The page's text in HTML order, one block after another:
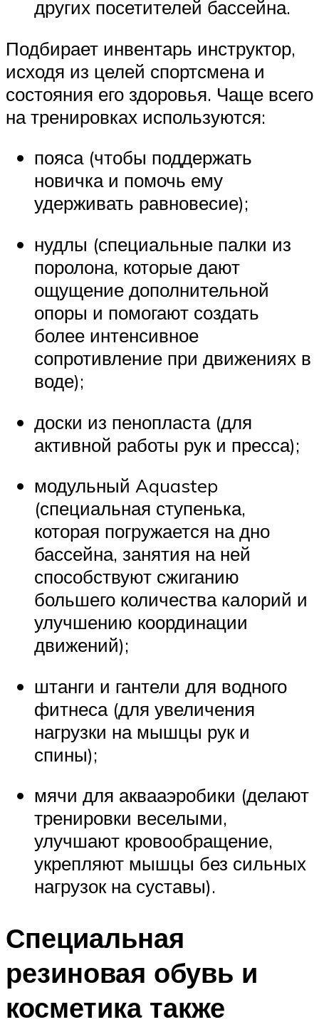
других посетителей бассейна.
Подбирает инвентарь инструктор,
исходя из целей спортсмена и
состояния его здоровья. Чаще всего
на тренировках используются:
пояса (чтобы поддержать
новичка и помочь ему
удерживать равновесие);
нудлы (специальные палки из
поролона, которые дают
ощущение дополнительной
опоры и помогают создать
более интенсивное
сопротивление при движениях в
воде);
доски из пенопласта (для
активной работы рук и пресса);
модульный Aquastep
(специальная ступенька,
которая погружается на дно
бассейна, занятия на ней
способствуют сжиганию
большего количества калорий и
улучшению координации
движений);
штанги и гантели для водного
фитнеса (для увеличения
нагрузки на мышцы рук и
спины);
мячи для аквааэробики (делают
тренировки веселыми,
улучшают кровообращение,
укрепляют мышцы без сильных
нагрузок на суставы).
Специальная
резиновая обувь и
косметика также